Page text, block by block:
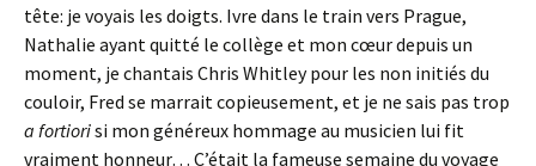
tête: je voyais les doigts. Ivre dans le train vers Prague,
Nathalie ayant quitté le collège et mon cœur depuis un
moment, je chantais Chris Whitley pour les non initiés du
couloir, Fred se marrait copieusement, et je ne sais pas trop
a fortiorisi mon généreux hommage au musicien lui fit
vraiment honneur… C’était la fameuse semaine du voyage